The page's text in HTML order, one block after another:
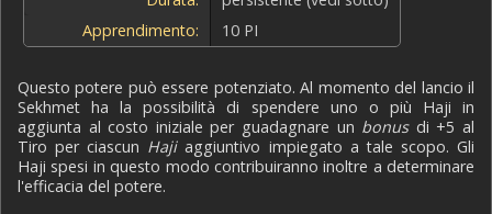
Apprendimento:
10 PI
Questo potere può essere potenziato. Al momento del lancio il
Sekhmet ha la possibilità di spendere uno o più Haji in
aggiunta al costo iniziale per guadagnare un bonusdi +5 al
Tiro per ciascun Hajiaggiuntivo impiegato a tale scopo. Gli
Haji spesi in questo modo contribuiranno inoltre a determinare
l'efficacia del potere.